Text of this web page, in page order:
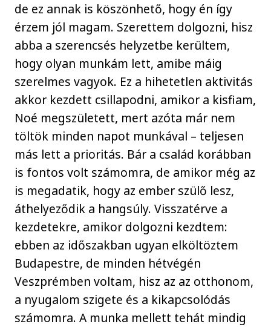
de ez annak is köszönhető, hogy én így
érzem jól magam. Szerettem dolgozni, hisz
abba a szerencsés helyzetbe kerültem,
hogy olyan munkám lett, amibe máig
szerelmes vagyok. Ez a hihetetlen aktivitás
akkor kezdett csillapodni, amikor a kisfiam,
Noé megszületett, mert azóta már nem
töltök minden napot munkával – teljesen
más lett a prioritás. Bár a család korábban
is fontos volt számomra, de amikor még az
is megadatik, hogy az ember szülő lesz,
áthelyeződik a hangsúly. Visszatérve a
kezdetekre, amikor dolgozni kezdtem:
ebben az időszakban ugyan elköltöztem
Budapestre, de minden hétvégén
Veszprémben voltam, hisz az az otthonom,
a nyugalom szigete és a kikapcsolódás
számomra. A munka mellett tehát mindig